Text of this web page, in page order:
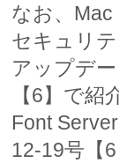
なお、Mac
セキュリ
アップデ
【6】で紹
Font
12-19号【